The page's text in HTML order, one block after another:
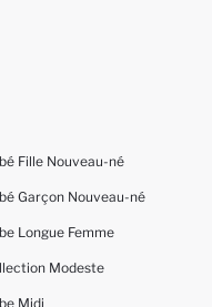
Fille Nouveau-né
Garçon Nouveau-né
Longue Femme
Modeste
Midi